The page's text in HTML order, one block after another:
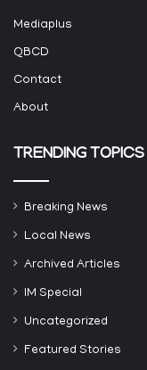
Mediaplus
QBCD
Contact
About
TRENDING TOPICS
Breaking News
Local News
Archived Articles
IM Special
Uncategorized
Featured Stories